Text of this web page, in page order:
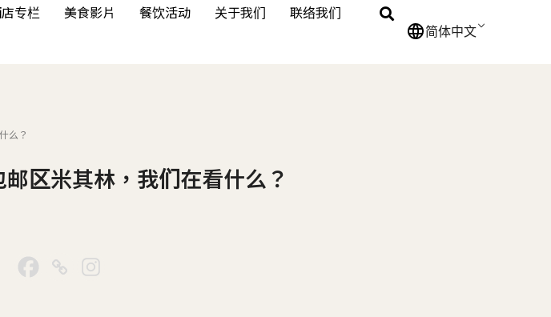
专栏 美食影片 餐饮活动 关于我们 联络我们
简体中文
么？
区米其林，我们在看什么？